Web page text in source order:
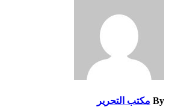
By مكتب التحرير